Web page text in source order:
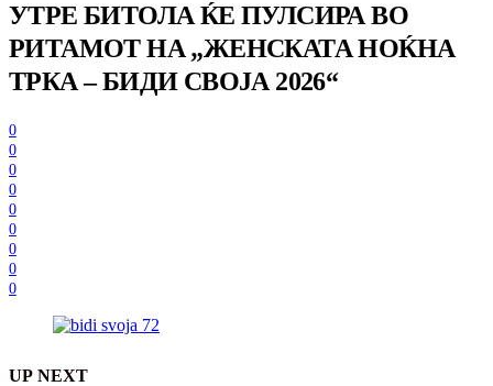
УТРЕ БИТОЛА ЌЕ ПУЛСИРА ВО
РИТАМОТ НА „ЖЕНСКАТА НОЌНА
ТРКА – БИДИ СВОЈА 2026“
0
0
0
0
0
0
0
0
0
UP NEXT